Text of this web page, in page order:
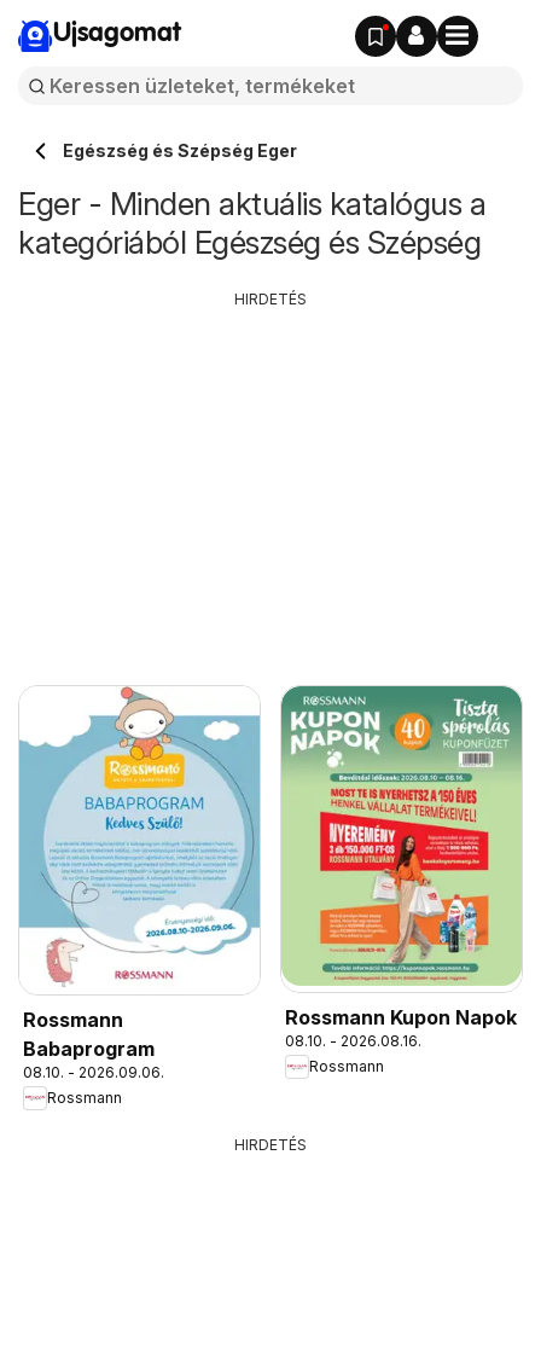
Ujsagomat
Egészség és Szépség Eger
Eger - Minden aktuális katalógus a
kategóriából Egészség és Szépség
Rossmann
Babaprogram
08.10. - 2026.09.06.
Rossmann
Rossmann Kupon Napok
08.10. - 2026.08.16.
Rossmann
HIRDETÉS
HIRDETÉS